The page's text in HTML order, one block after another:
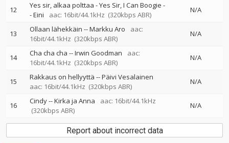
12 Yes sir, alkaa polttaa - Yes Sir, I Can Boogie -
-Eini aac: 16bit/44.1kHz (320kbps ABR)
N/A
13 Ollaan lähekkäin --Markku Aro
aac:
16bit/44.1kHz (320kbps ABR)
N/A
14 Cha cha cha --Irwin Goodman
aac:
16bit/44.1kHz (320kbps ABR)
N/A
15 Rakkaus on hellyyttä --Päivi Vesalainen
aac: 16bit/44.1kHz (320kbps ABR)
N/A
16 Cindy--Kirka ja Anna
aac: 16bit/44.1kHz
(320kbps ABR)
N/A
Report about incorrect data